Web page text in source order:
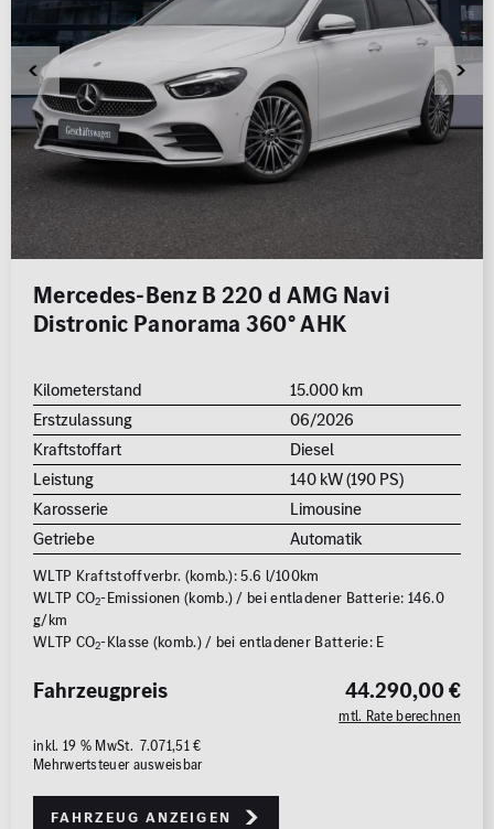
Mercedes-Benz B 220 d AMG Navi
Distronic Panorama 360° AHK
Kilometerstand
15.000 km
Erstzulassung
06/2026
Kraftstoffart
Diesel
Leistung
140 kW (190 PS)
Karosserie
Limousine
Getriebe
Automatik
WLTP Kraftstoffverbr. (komb.): 5.6 l/100km
WLTP CO2-Emissionen (komb.) / bei entladener Batterie: 146.0
g/km
WLTP CO2-Klasse (komb.) / bei entladener Batterie: E
44.290,00 €
mtl. Rate berechnen
Fahrzeugpreis
inkl. 19 % MwSt. 7.071,51 €
Mehrwertsteuer ausweisbar
Fahrzeug anzeigen